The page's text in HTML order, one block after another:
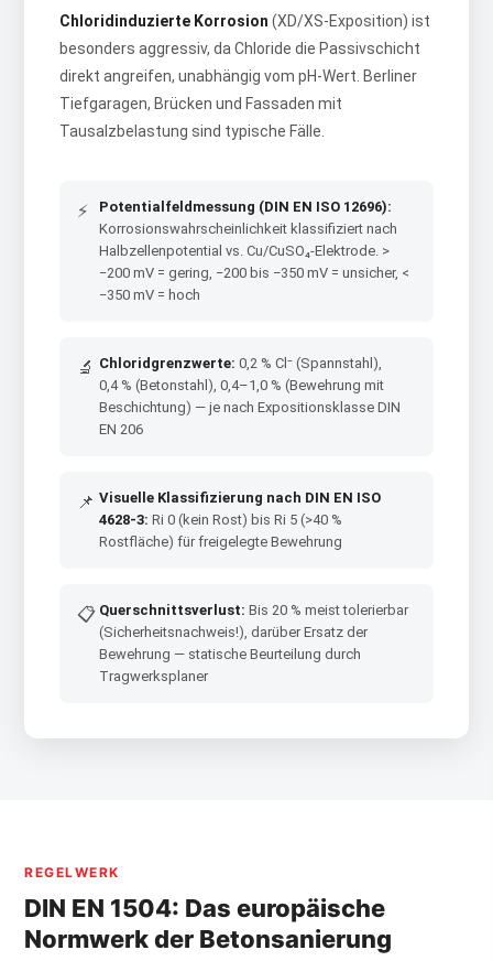
Chloridinduzierte Korrosion (XD/XS-Exposition) ist
besonders aggressiv, da Chloride die Passivschicht
direkt angreifen, unabhängig vom pH-Wert. Berliner
Tiefgaragen, Brücken und Fassaden mit
Tausalzbelastung sind typische Fälle.
⚡
Potentialfeldmessung (DIN EN ISO 12696):
Korrosionswahrscheinlichkeit klassifiziert nach
Halbzellenpotential vs. Cu/CuSO₄-Elektrode. >
−200 mV = gering, −200 bis −350 mV = unsicher, <
−350 mV = hoch
🔬 Chloridgrenzwerte: 0,2 % Cl⁻ (Spannstahl),
0,4 % (Betonstahl), 0,4–1,0 % (Bewehrung mit
Beschichtung) — je nach Expositionsklasse DIN
EN 206
📌 Visuelle Klassifizierung nach DIN EN ISO
4628-3: Ri 0 (kein Rost) bis Ri 5 (>40 %
Rostfläche) für freigelegte Bewehrung
📋 Querschnittsverlust: Bis 20 % meist tolerierbar
(Sicherheitsnachweis!), darüber Ersatz der
Bewehrung — statische Beurteilung durch
Tragwerksplaner
REGELWERK
DIN EN 1504: Das europäische
Normwerk der Betonsanierung